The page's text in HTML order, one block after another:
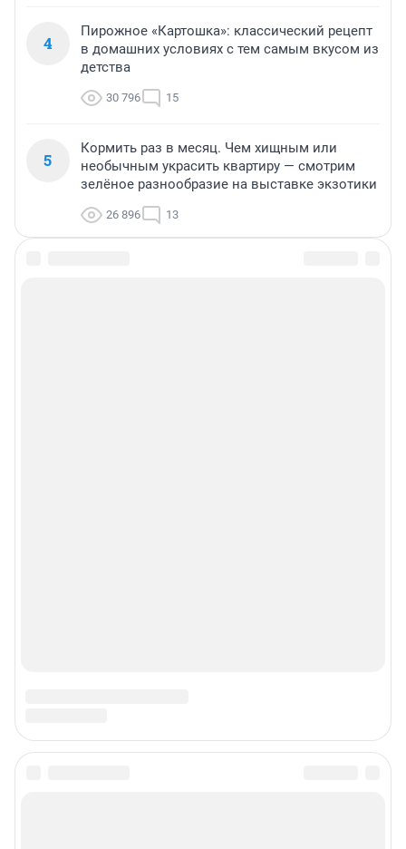
4
Пирожное «Картошка»: классический рецепт
в домашних условиях с тем самым вкусом из
детства
30 796 15
5
Кормить раз в месяц. Чем хищным или
необычным украсить квартиру — смотрим
зелёное разнообразие на выставке экзотики
26 896 13